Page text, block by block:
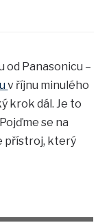
od Panasonicu –
v říjnu minulého
krok dál. Je to
se na
přístroj, který